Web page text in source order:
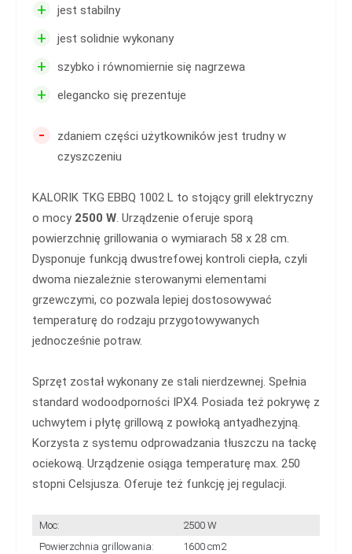
+ jest stabilny
+ jest solidnie wykonany
+ szybko i równomiernie się nagrzewa
+ elegancko się prezentuje
-
zdaniem części użytkowników jest trudny w
czyszczeniu
KALORIK TKG EBBQ 1002 L to stojący grill elektryczny
o mocy 2500 W. Urządzenie oferuje sporą
powierzchnię grillowania o wymiarach 58 x 28 cm.
Dysponuje funkcją dwustrefowej kontroli ciepła, czyli
dwoma niezależnie sterowanymi elementami
grzewczymi, co pozwala lepiej dostosowywać
temperaturę do rodzaju przygotowywanych
jednocześnie potraw.
Sprzęt został wykonany ze stali nierdzewnej. Spełnia
standard wodoodporności IPX4. Posiada też pokrywę z
uchwytem i płytę grillową z powłoką antyadhezyjną.
Korzysta z systemu odprowadzania tłuszczu na tackę
ociekową. Urządzenie osiąga temperaturę max. 250
stopni Celsjusza. Oferuje też funkcję jej regulacji.
Moc:
2500 W
Powierzchnia grillowania:
1600 cm2